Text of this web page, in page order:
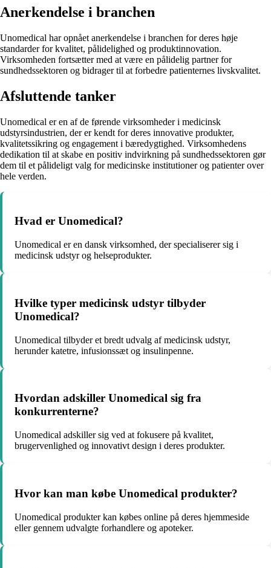
Anerkendelse i branchen
Unomedical har opnået anerkendelse i branchen for deres høje
standarder for kvalitet, pålidelighed og produktinnovation.
Virksomheden fortsætter med at være en pålidelig partner for
sundhedssektoren og bidrager til at forbedre patienternes livskvalitet.
Afsluttende tanker
Unomedical er en af de førende virksomheder i medicinsk
udstyrsindustrien, der er kendt for deres innovative produkter,
kvalitetssikring og engagement i bæredygtighed. Virksomhedens
dedikation til at skabe en positiv indvirkning på sundhedssektoren gør
dem til et pålideligt valg for medicinske institutioner og patienter over
hele verden.
Hvad er Unomedical?
Unomedical er en dansk virksomhed, der specialiserer sig i
medicinsk udstyr og helseprodukter.
Hvilke typer medicinsk udstyr tilbyder
Unomedical?
Unomedical tilbyder et bredt udvalg af medicinsk udstyr,
herunder katetre, infusionssæt og insulinpenne.
Hvordan adskiller Unomedical sig fra
konkurrenterne?
Unomedical adskiller sig ved at fokusere på kvalitet,
brugervenlighed og innovativt design i deres produkter.
Hvor kan man købe Unomedical produkter?
Unomedical produkter kan købes online på deres hjemmeside
eller gennem udvalgte forhandlere og apoteker.